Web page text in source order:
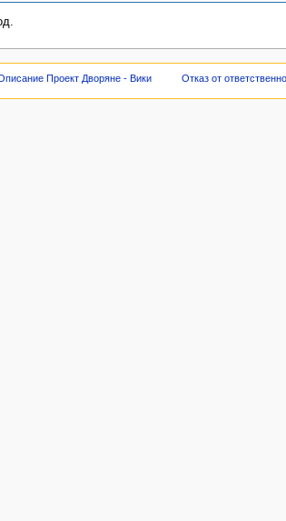
Проект Дворяне - Вики Отказ от